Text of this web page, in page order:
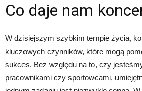
Co daje nam
W dzisiejszym szybkim tempie życia,
kluczowych czynników, które mogą
sukces. Bez względu na to, czy
pracownikami czy sportowcami,